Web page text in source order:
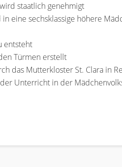
staatlich genehmigt
eine sechsklassige höhere
entsteht
Türmen erstellt
das Mutterkloster St. Clara in
Unterricht in der